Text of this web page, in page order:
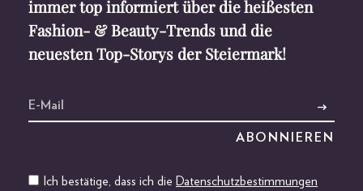
immer top informiert über die heißesten
Fashion- & Beauty-Trends und die
neuesten Top-Storys der Steiermark!
Ich bestätige, dass ich die Datenschutzbestimmungen